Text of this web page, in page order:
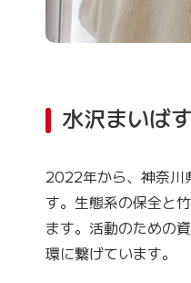
水沢まいば
2022年から、神奈川
す。生態系の保全と
ます。活動のための
環に繋げています。